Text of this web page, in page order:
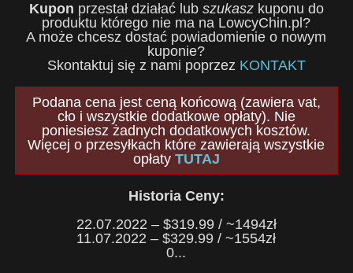
Kupon przestał działać lub szukaszkuponu do
produktu którego nie ma na LowcyChin.pl?
A może chcesz dostać powiadomienie o nowym
kuponie?
Skontaktuj się z nami poprzez KONTAKT
Podana cena jest ceną końcową (zawiera vat,
cło i wszystkie dodatkowe opłaty). Nie
poniesiesz żadnych dodatkowych kosztów.
Więcej o przesyłkach które zawierają wszystkie
opłaty TUTAJ
Historia Ceny:
22.07.2022 – $319.99 / ~1494zł
11.07.2022 – $329.99 / ~1554zł
0...